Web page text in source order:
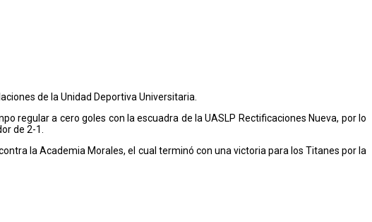
de la Unidad Deportiva Universitaria.
regular a cero goles con la escuadra de la UASLP Rectificaciones Nueva, por lo
de 2-1.
la Academia Morales, el cual terminó con una victoria para los Titanes por la